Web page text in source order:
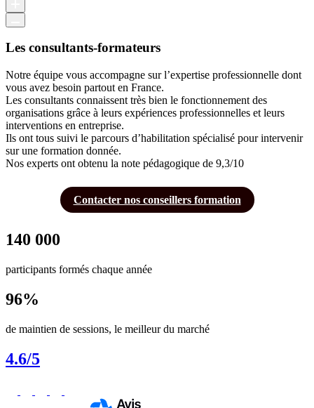
Les consultants-formateurs
Notre équipe vous accompagne sur l’expertise professionnelle dont
vous avez besoin partout en France.
Les consultants connaissent très bien le fonctionnement des
organisations grâce à leurs expériences professionnelles et leurs
interventions en entreprise.
Ils ont tous suivi le parcours d’habilitation spécialisé pour intervenir
sur une formation donnée.
Nos experts ont obtenu la note pédagogique de 9,3/10
Contacter nos conseillers formation
140 000
participants formés chaque année
96%
de maintien de sessions, le meilleur du marché
4.6/5